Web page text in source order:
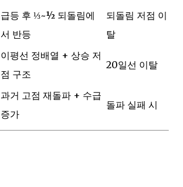
급등 후 ⅓~½ 되돌림에
서 반등
되돌림 저점 이
탈
이평선 정배열 + 상승 저
점 구조
20일선 이탈
과거 고점 재돌파 + 수급
증가
돌파 실패 시